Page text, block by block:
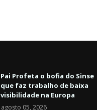
Pai Profeta o bofia do Sinse
que faz trabalho de baixa
visibilidade na Europa
agosto 05, 2026